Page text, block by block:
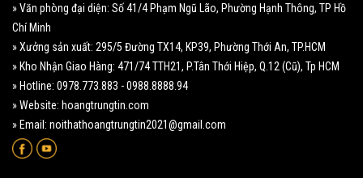
» Văn phòng đại diện: Số 41/4 Phạm Ngũ Lão, Phường Hạnh Thông, TP Hồ
Chí Minh
» Xưởng sản xuất: 295/5 Đường TX14, KP39, Phường Thới An, TP.HCM
» Kho Nhận Giao Hàng: 471/74 TTH21, P.Tân Thới Hiệp, Q.12 (Cũ), Tp HCM
» Hotline: 0978.773.883 - 0988.8888.94
» Website: hoangtrungtin.com
» Email: noithathoangtrungtin2021@gmail.com